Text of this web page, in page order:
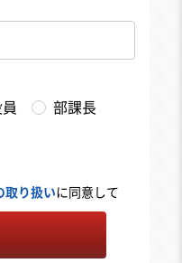
部課長
取り扱いに同意して